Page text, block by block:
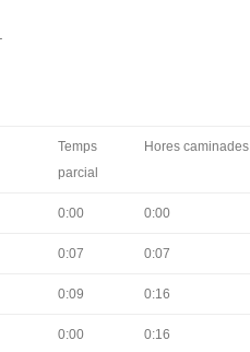
Temps
parcial
Hores caminades
0:00 0:00
0:07 0:07
0:09 0:16
0:00 0:16